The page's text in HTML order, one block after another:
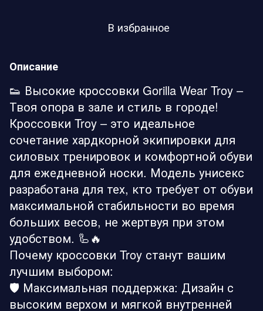
В избранное
Описание
👟 Высокие кроссовки Gorilla Wear Troy –
Твоя опора в зале и стиль в городе!
Кроссовки Troy – это идеальное
сочетание хардкорной экипировки для
силовых тренировок и комфортной обуви
для ежедневной носки. Модель унисекс
разработана для тех, кто требует от обуви
максимальной стабильности во время
больших весов, не жертвуя при этом
удобством. 🦾🔥
Почему кроссовки Troy станут вашим
лучшим выбором:
🛡️ Максимальная поддержка: Дизайн с
высоким верхом и мягкой внутренней